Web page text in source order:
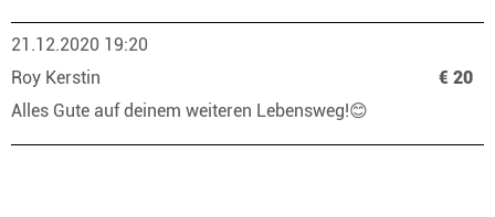
21.12.2020 19:20
Roy Kerstin
€ 20
Alles Gute auf deinem weiteren Lebensweg!😊